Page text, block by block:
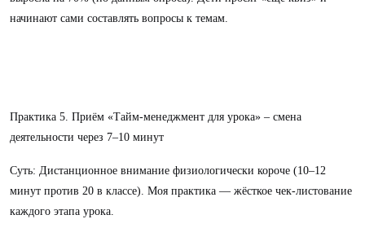
начинают сами составлять вопросы к темам.
Практика 5. Приём «Тайм-менеджмент для урока» – смена
деятельности через 7–10 минут
Суть: Дистанционное внимание физиологически короче (10–12
минут против 20 в классе). Моя практика — жёсткое чек-листование
каждого этапа урока.